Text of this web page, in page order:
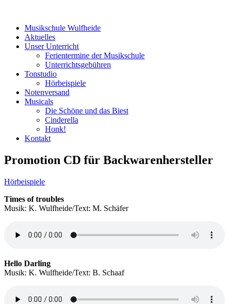
Menü
Zum
Inhalt
springen
Musikschule Wulfheide
Aktuelles
Unser Unterricht
Ferientermine der Musikschule
Unterrichtsgebühren
Tonstudio
Hörbeispiele
Notenversand
Musicals
Die Schöne und das Biest
Cinderella
Honk!
Kontakt
Promotion CD für Backwarenhersteller
Hörbeispiele
Times of troubles
Musik: K. Wulfheide/Text: M. Schäfer
Hello Darling
Musik: K. Wulfheide/Text: B. Schaaf